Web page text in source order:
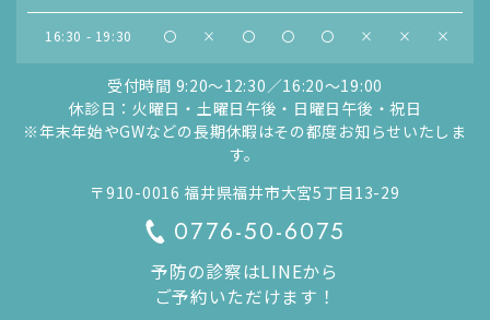
16:30 - 19:30 〇 × 〇 〇 〇 × × ×
受付時間 9:20〜12:30／16:20〜19:00
休診日：火曜日・土曜日午後・日曜日午後・祝日
※年末年始やGWなどの長期休暇はその都度お知らせいたしま
す。
〒910-0016 福井県福井市大宮5丁目13-29
0776-50-6075
予防の診察はLINEから
ご予約いただけます！